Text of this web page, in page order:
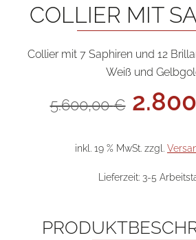
COLLIER MIT
Collier mit 7 Saphiren und 12
Weiß und
5.600,00€ Preis
war:
inkl. 19 % MwSt. zzgl.
Lieferzeit: 3-5